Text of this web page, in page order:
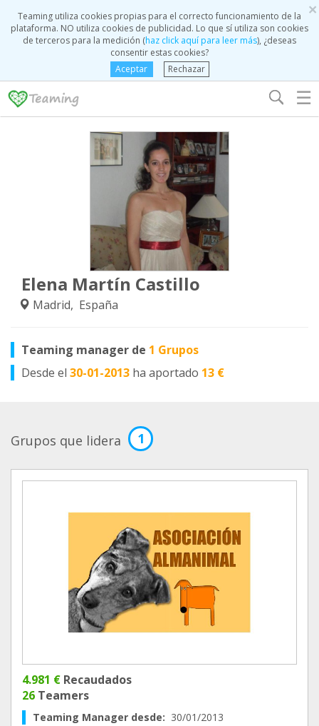
×
Teaming utiliza cookies propias para el correcto funcionamiento de la
plataforma. NO utiliza cookies de publicidad. Lo que sí utiliza son cookies
de terceros para la medición (haz click aquí para leer más), ¿deseas
consentir estas cookies?
Aceptar
Rechazar
☰
Elena Martín Castillo
Madrid, España
Teaming manager de 1 Grupos
Desde el 30-01-2013 ha aportado 13 €
Grupos que lidera 1
4.981 € Recaudados
26 Teamers
Teaming Manager desde: 30/01/2013